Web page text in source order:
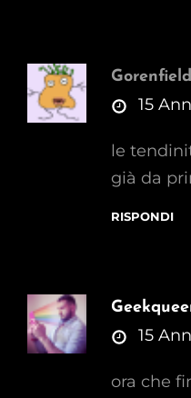
Gorenfield
says:15
le
già da
RISPONDI
says:15
ora che